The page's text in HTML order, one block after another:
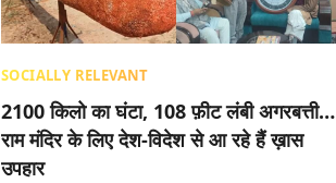
SOCIALLY RELEVANT
2100 किलो का घंटा, 108 फ़ीट लंबी अगरबत्ती…
राम मंदिर के लिए देश-विदेश से आ रहे हैं ख़ास
उपहार